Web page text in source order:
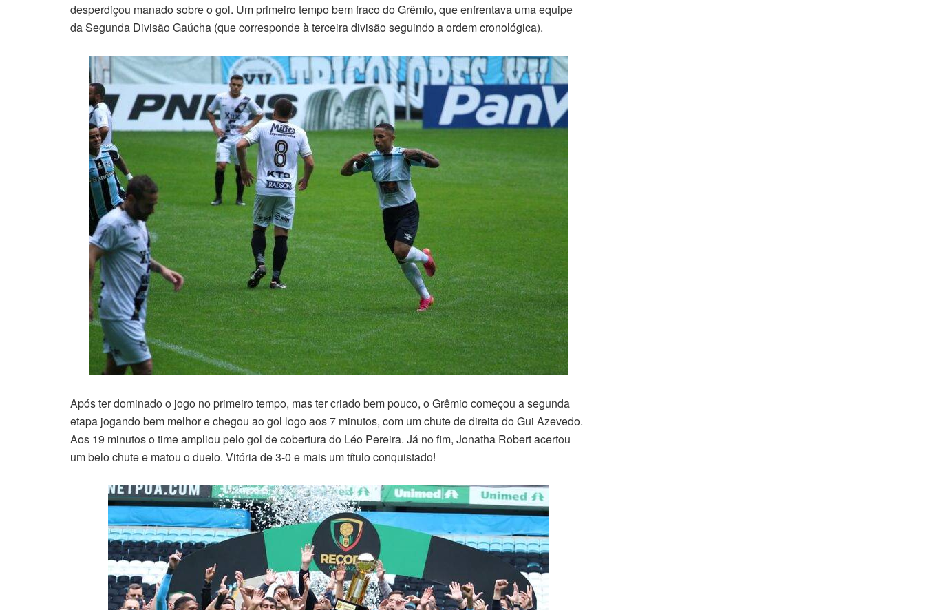
desperdiçou manado sobre o gol. Um primeiro tempo bem fraco do Grêmio, que enfrentava uma equipe
da Segunda Divisão Gaúcha (que corresponde à terceira divisão seguindo a ordem cronológica).
Após ter dominado o jogo no primeiro tempo, mas ter criado bem pouco, o Grêmio começou a segunda
etapa jogando bem melhor e chegou ao gol logo aos 7 minutos, com um chute de direita do Gui Azevedo.
Aos 19 minutos o time ampliou pelo gol de cobertura do Léo Pereira. Já no fim, Jonatha Robert acertou
um belo chute e matou o duelo. Vitória de 3-0 e mais um título conquistado!